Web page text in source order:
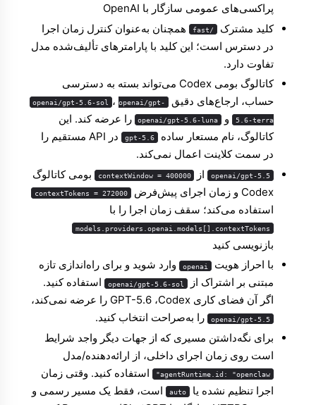
پراکسی‌های عمومی سازگار با OpenAI
کلید مشترک
/fast
همچنان به‌عنوان کنترل زمان اجرا
در دسترس است؛ این کلید با پارامترهای تألیف‌شده مدل
تفاوت دارد.
کاتالوگ بومی Codex می‌تواند بسته به دسترسی
حساب، ارجاع‌های دقیق
openai/gpt-5.6-sol ،openai/gpt-
5.6-terra و openai/gpt-5.6-luna
را عرضه کند. این
کاتالوگ، نام مستعار ساده
gpt-5.6
در API مستقیم را
در سمت کلاینت اعمال نمی‌کند.
openai/gpt-5.5 از contextWindow = 400000
بومی کاتالوگ
Codex و زمان اجرای پیش‌فرض
contextTokens = 272000
استفاده می‌کند؛ سقف زمان اجرا را با
models.providers.openai.models[].contextTokens
بازنویسی کنید
با احراز هویت
openai وارد شوید و برای راه‌اندازی تازه
مبتنی بر اشتراک از
openai/gpt-5.6-sol استفاده کنید.
اگر آن فضای کاری Codex، ‏GPT-5.6 را عرضه نمی‌کند،
openai/gpt-5.5 را به‌صراحت انتخاب کنید.
برای نگه‌داشتن مسیری که از جهات دیگر واجد شرایط
است روی زمان اجرای داخلی، از ارائه‌دهنده/مدل
agentRuntime.id: "openclaw"
استفاده کنید. وقتی زمان
اجرا تنظیم نشده یا
auto است، فقط یک مسیر رسمی و